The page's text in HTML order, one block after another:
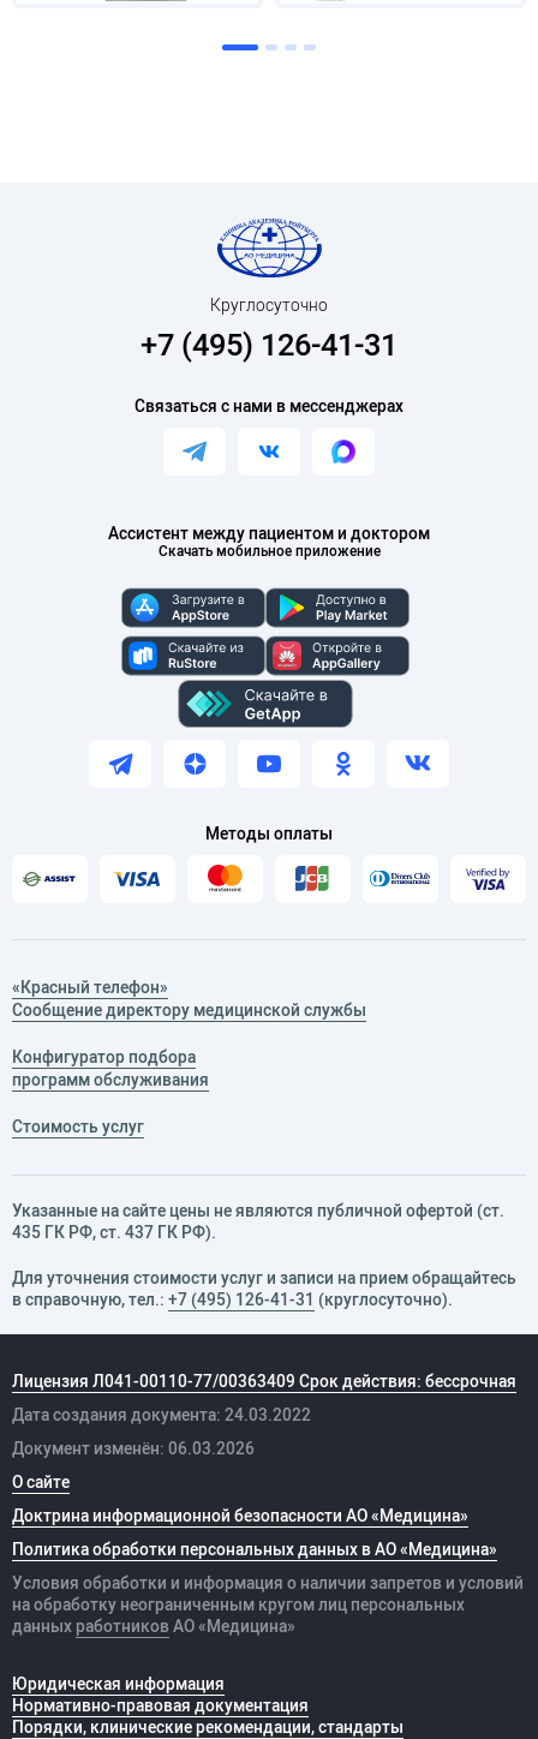
Ассистент между пациентом и доктором
Скачать мобильное приложение
Круглосуточно
+7 (495) 126-41-31
Связаться с нами в мессенджерах
Методы оплаты
«Красный телефон»
Сообщение директору медицинской службы
Конфигуратор подбора
программ обслуживания
Стоимость услуг
Указанные на сайте цены не являются публичной офертой (ст.
435 ГК РФ, cт. 437 ГК РФ).
Для уточнения стоимости услуг и записи на прием обращайтесь
в справочную, тел.: +7 (495) 126-41-31 (круглосуточно).
Лицензия Л041-00110-77/00363409 Срок действия: бессрочная
Дата создания документа: 24.03.2022
Документ изменён: 06.03.2026
О сайте
Доктрина информационной безопасности АО «Медицина»
Политика обработки персональных данных в АО «Медицина»
Условия обработки и информация о наличии запретов и условий
на обработку неограниченным кругом лиц персональных
данных работников АО «Медицина»
Юридическая информация
Нормативно-правовая документация
Порядки, клинические рекомендации, стандарты